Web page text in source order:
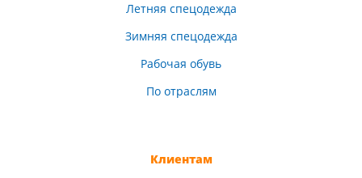
Летняя спецодежда
Зимняя спецодежда
Рабочая обувь
По отраслям
Клиентам